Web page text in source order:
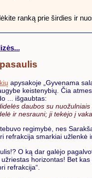
ranką prie širdies ir
apysakoje „Gyvenama
keistenybių. Čia
... išgaubtas:
daubos su
ir nesrauni; ji tekėjo į
regimybė, nes
refrakcija smarkiai užlenkė
O ką dar galėjo
horizontas! Bet
refrakcija“.